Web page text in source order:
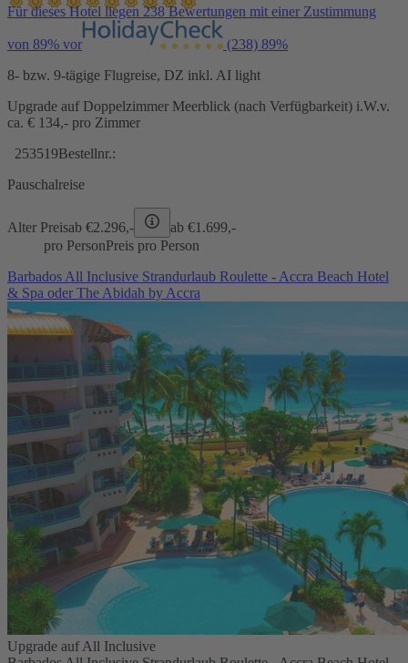
Für dieses Hotel liegen 238 Bewertungen mit einer Zustimmung
von 89% vor (238) 89%
8- bzw. 9-tägige Flugreise, DZ inkl. AI light
Upgrade auf Doppelzimmer Meerblick (nach Verfügbarkeit) i.W.v.
ca. € 134,- pro Zimmer
253519Bestellnr.:
Pauschalreise
Alter Preisab €2.296,- ab €1.699,-
pro PersonPreis pro Person
Barbados All Inclusive Strandurlaub Roulette - Accra Beach Hotel
& Spa oder The Abidah by Accra
Upgrade auf All Inclusive